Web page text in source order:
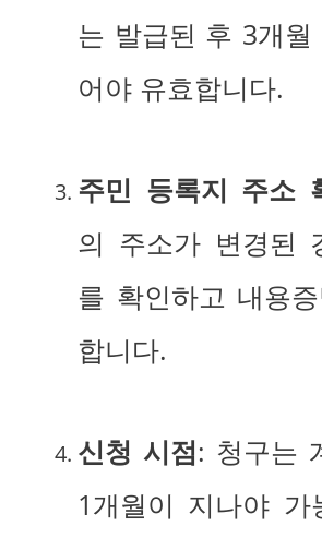
는 발급된 후 3개월
어야 유효합니다.
주민 등록지 주소
의 주소가 변경된
를 확인하고 내용
합니다.
신청 시점: 청구는
1개월이 지나야 가